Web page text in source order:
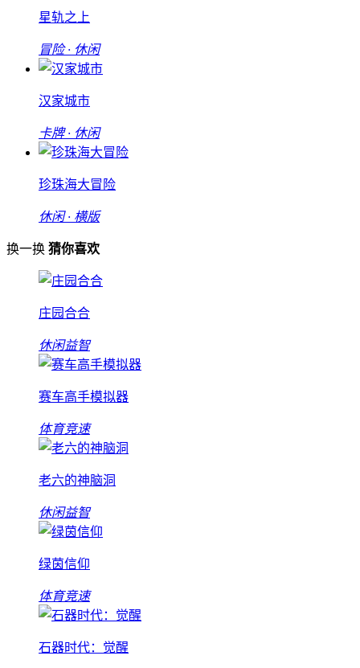
星轨之上
冒险 · 休闲
汉家城市
卡牌 · 休闲
珍珠海大冒险
休闲 · 横版
换一换 猜你喜欢
庄园合合
休闲益智
赛车高手模拟器
体育竞速
老六的神脑洞
休闲益智
绿茵信仰
体育竞速
石器时代：觉醒